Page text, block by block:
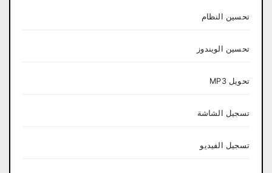
تحسين النظام
تحسين الويندوز
تحويل MP3
تسجيل الشاشة
تسجيل الفيديو